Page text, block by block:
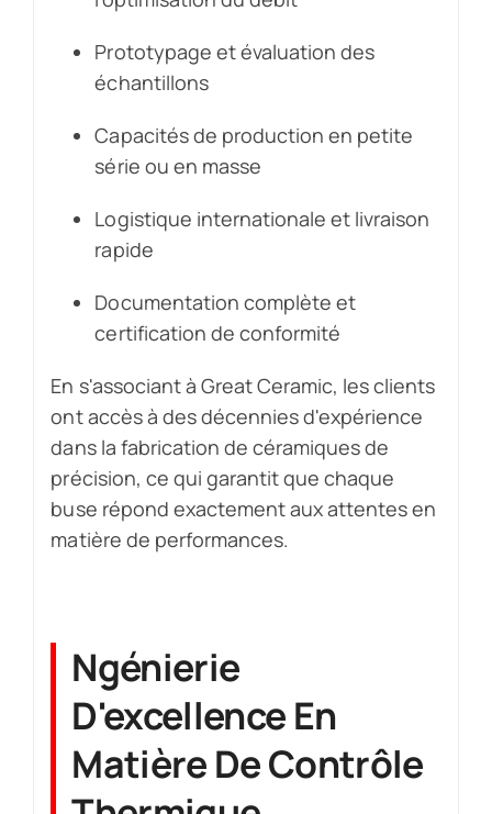
Prototypage et évaluation des
échantillons
Capacités de production en petite
série ou en masse
Logistique internationale et livraison
rapide
Documentation complète et
certification de conformité
En s'associant à Great Ceramic, les clients
ont accès à des décennies d'expérience
dans la fabrication de céramiques de
précision, ce qui garantit que chaque
buse répond exactement aux attentes en
matière de performances.
Ngénierie
D'excellence En
Matière De Contrôle